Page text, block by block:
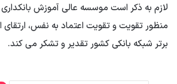
لازم به ذکر است موسسه عالی آموزش بانکداری
منظور تقویت و تقویت اعتماد به نفس، ارتقای
برتر شبکه بانکی کشور تقدیر و تشکر می کند.